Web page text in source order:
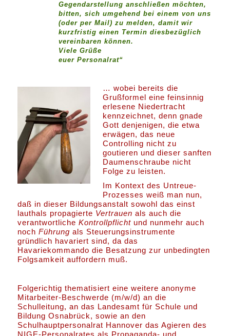
Gegendarstellung anschließen möchten,
bitten, sich umgehend bei einem von uns
(oder per Mail) zu melden, damit wir
kurzfristig einen Termin diesbezüglich
vereinbaren können.
Viele Grüße
euer Personalrat“
… wobei bereits die
Grußformel eine feinsinnig
erlesene Niedertracht
kennzeichnet, denn gnade
Gott denjenigen, die etwa
erwägen, das neue
Controlling nicht zu
goutieren und dieser sanften
Daumenschraube nicht
Folge zu leisten.
Im Kontext des Untreue-
Prozesses weiß man nun,
daß in dieser Bildungsanstalt sowohl das einst
lauthals propagierte Vertrauen als auch die
verantwortlicheKontrollpflicht und nunmehr auch
nochFührung als Steuerungsinstrumente
gründlich havariert sind, da das
Havariekommando die Besatzung zur unbedingten
Folgsamkeit auffordern muß.
Folgerichtig thematisiert eine weitere anonyme
Mitarbeiter-Beschwerde (m/w/d) an die
Schulleitung, an das Landesamt für Schule und
Bildung Osnabrück, sowie an den
Schulhauptpersonalrat Hannover das Agieren des
NIGE-Personalrates als Propaganda- und